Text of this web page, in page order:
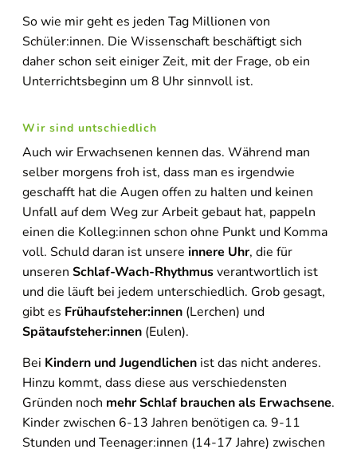
So wie mir geht es jeden Tag Millionen von
Schüler:innen. Die Wissenschaft beschäftigt sich
daher schon seit einiger Zeit, mit der Frage, ob ein
Unterrichtsbeginn um 8 Uhr sinnvoll ist.
Wir sind untschiedlich
Auch wir Erwachsenen kennen das. Während man
selber morgens froh ist, dass man es irgendwie
geschafft hat die Augen offen zu halten und keinen
Unfall auf dem Weg zur Arbeit gebaut hat, pappeln
einen die Kolleg:innen schon ohne Punkt und Komma
voll. Schuld daran ist unsere innere Uhr, die für
unseren Schlaf-Wach-Rhythmusverantwortlich ist
und die läuft bei jedem unterschiedlich. Grob gesagt,
gibt es Frühaufsteher:innen (Lerchen) und
Spätaufsteher:innen (Eulen).
Bei Kindern und Jugendlichen ist das nicht anderes.
Hinzu kommt, dass diese aus verschiedensten
Gründen noch mehr Schlaf brauchen als Erwachsene.
Kinder zwischen 6-13 Jahren benötigen ca. 9-11
Stunden und Teenager:innen (14-17 Jahre) zwischen